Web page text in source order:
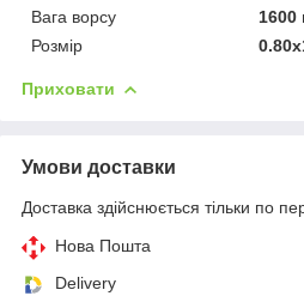
Вага ворсу
1600
Розмір
Приховати
Умови доставки
Доставка здійснюється тільки по
Нова Пошта
Delivery